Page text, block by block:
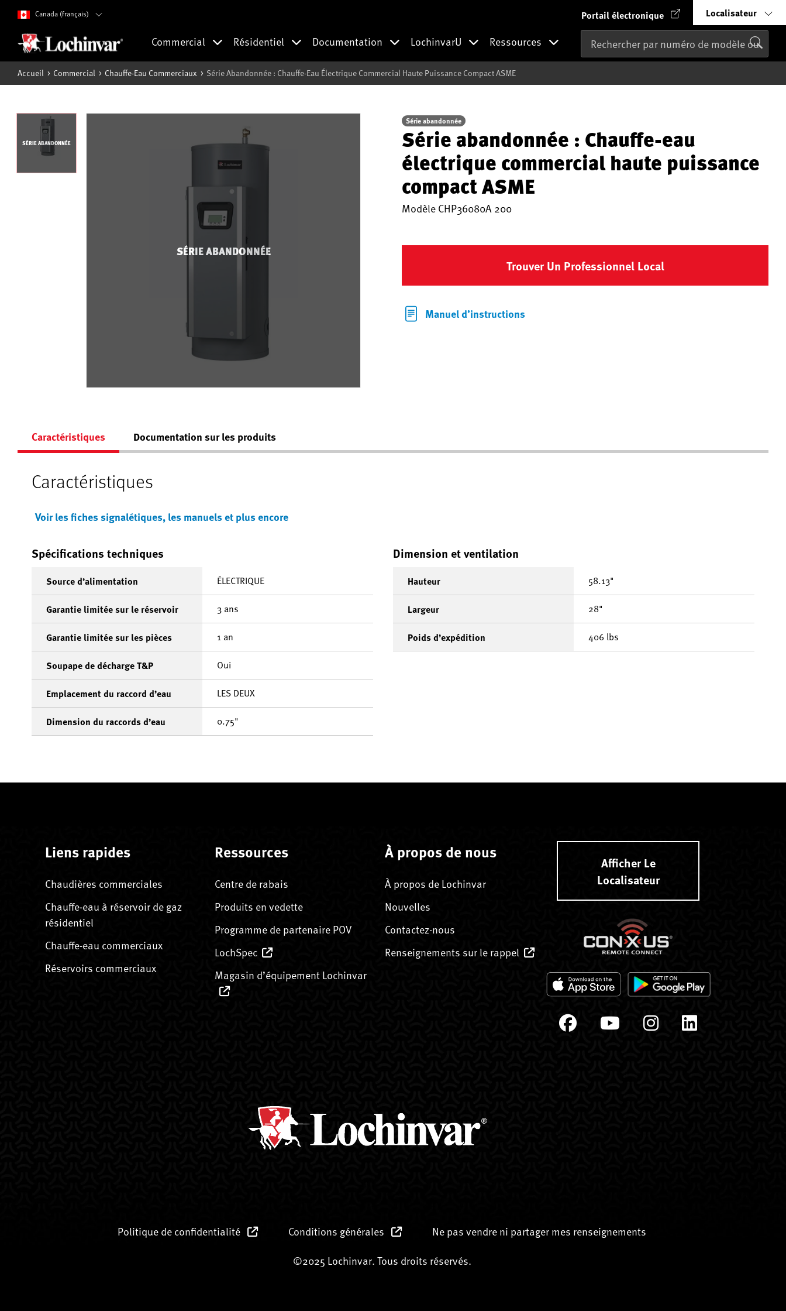
Canada (français) Portail électronique Localisateur
Commercial Résidentiel Documentation LochinvarU Ressources
Accueil Commercial Chauffe-Eau Commerciaux Série Abandonnée : Chauffe-Eau Électrique Commercial Haute Puissance Compact ASME
SÉRIE ABANDONNÉE
SÉRIE ABANDONNÉE
Série abandonnée
Série abandonnée : Chauffe-eau
électrique commercial haute puissance
compact ASME
ModèleCHP36080A 200
Trouver Un Professionnel Local
Manuel d’instructions
Caractéristiques Documentation sur les produits
Caractéristiques
Voir les fiches signalétiques, les manuels et plus encore
Spécifications techniques
Source d’alimentation ÉLECTRIQUE
Garantie limitée sur le réservoir 3 ans
Garantie limitée sur les pièces 1 an
Soupape de décharge T&P Oui
Emplacement du raccord d’eau LES DEUX
Dimension du raccords d’eau 0.75"
Dimension et ventilation
Hauteur 58.13"
Largeur 28"
Poids d’expédition 406 lbs
Liens rapides
Chaudières commerciales
Chauffe-eau à réservoir de gaz
résidentiel
Chauffe-eau commerciaux
Réservoirs commerciaux
Ressources
Centre de rabais
Produits en vedette
Programme de partenaire POV
LochSpec
Magasin d’équipement Lochinvar
À propos de nous
À propos de Lochinvar
Nouvelles
Contactez-nous
Renseignements sur le rappel
Afficher Le
Localisateur
Politique de confidentialité Conditions générales
Ne pas vendre ni partager mes renseignements
©2025 Lochinvar. Tous droits réservés.